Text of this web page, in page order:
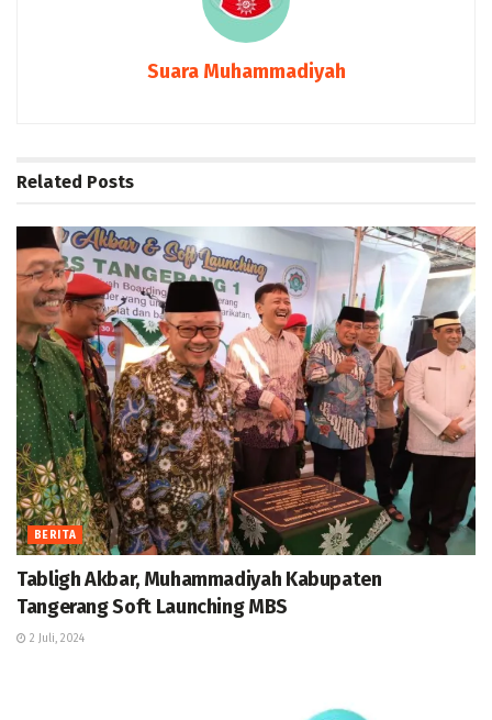
Suara Muhammadiyah
Related Posts
BERITA
Tabligh Akbar, Muhammadiyah Kabupaten
Tangerang Soft Launching MBS
2 Juli, 2024